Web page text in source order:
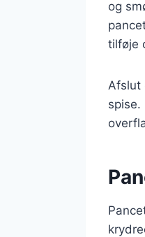
og
tilføje
Afslut
spise.